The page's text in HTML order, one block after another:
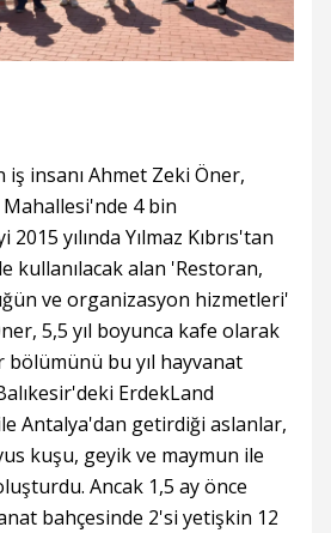
iş insanı Ahmet Zeki Öner,
Mahallesi'nde 4 bin
yılında Yılmaz Kıbrıs'tan
kullanılacak alan 'Restoran,
ve organizasyon hizmetleri'
5,5 yıl boyunca kafe olarak
bu yıl hayvanat
ErdekLand
Antalya'dan getirdiği aslanlar,
kuşu, geyik ve maymun ile
Ancak 1,5 ay önce
bahçesinde 2'si yetişkin 12